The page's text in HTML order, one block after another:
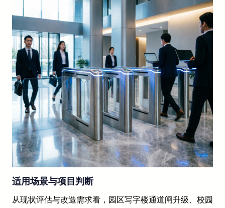
适用场景与项目判断
从现状评估与改造需求看，园区写字楼通道闸升级、校园